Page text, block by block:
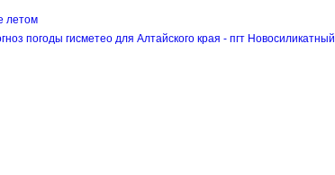
летом
погоды гисметео для Алтайского края - пгт Новосиликатный